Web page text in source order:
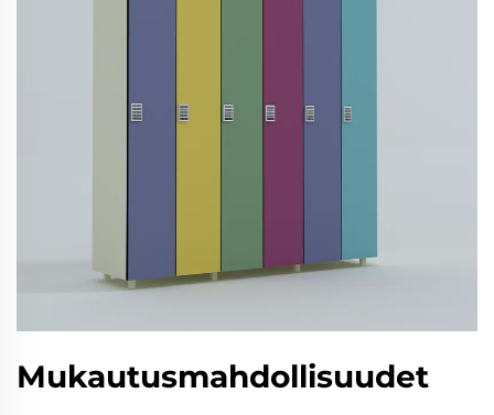
Mukautusmahdollisuudet